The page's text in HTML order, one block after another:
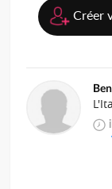
Créer